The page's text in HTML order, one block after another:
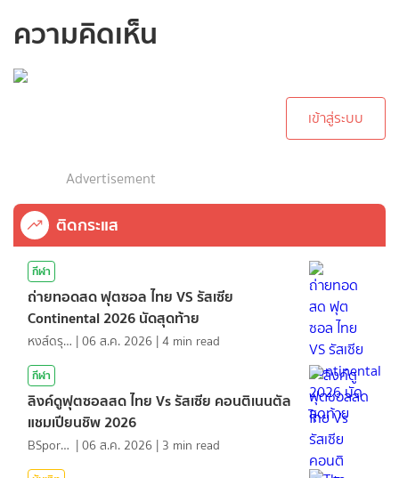
ความคิดเห็น
เข้าสู่ระบบ
Advertisement
ติดกระแส
กีฬา
ถ่ายทอดสด ฟุตซอล ไทย VS รัสเซีย
Continental 2026 นัดสุดท้าย
หงส์ดรุณ |06 ส.ค. 2026 |4 min read
กีฬา
ลิงค์ดูฟุตซอลสด ไทย Vs รัสเซีย คอนติเนนตัล
แชมเปียนชิพ 2026
BSports8 |06 ส.ค. 2026 | 3 min read